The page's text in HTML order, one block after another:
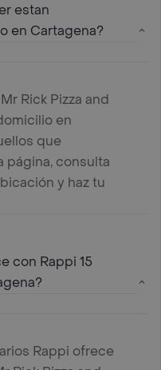
estan
en Cartagena?
Rick Pizza and
en
que
página, consulta
y haz tu
con Rappi 15
Rappi ofrece